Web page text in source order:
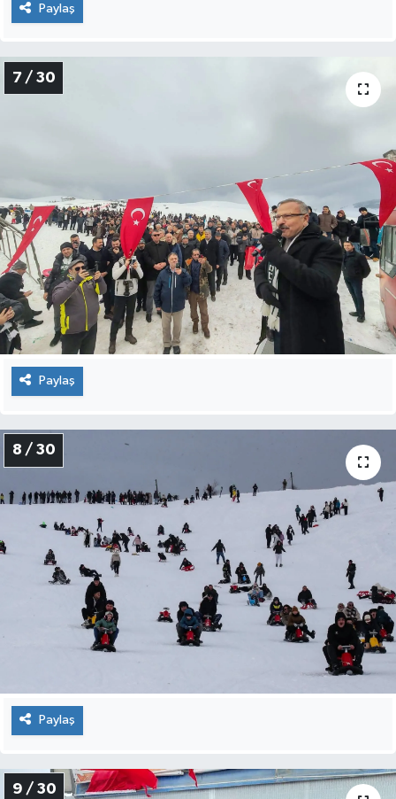
Paylaş
7 / 30
Paylaş
8 / 30
Paylaş
9 / 30